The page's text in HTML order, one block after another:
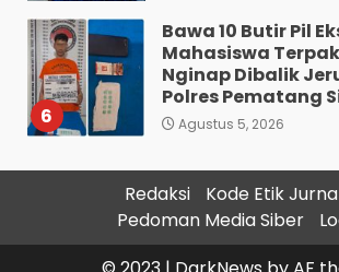
6
Bawa 10 Butir Pil
Mahasiswa
Nginap Dibalik
Polres Pematang
Agustus 5, 2026
7
Pengedar 18 Butir
Meringkuk Dibalik
Polres Pematang
Agustus 5, 2026
Redaksi
Kode Etik
Pedoman Media Siber